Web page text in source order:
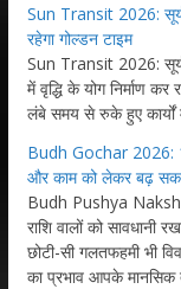
Sun Transit 2026: सूर्य
रहेगा गोल्डन टाइम
Sun Transit 2026: सूर्य
में वृद्धि के योग निर्माण
लंबे समय से रुके हुए कार्यों
Budh Gochar 2026:
और काम को लेकर बढ़
Budh Pushya
राशि वालों को
छोटी-सी गलतफहमी भी
का प्रभाव आपके मानसिक